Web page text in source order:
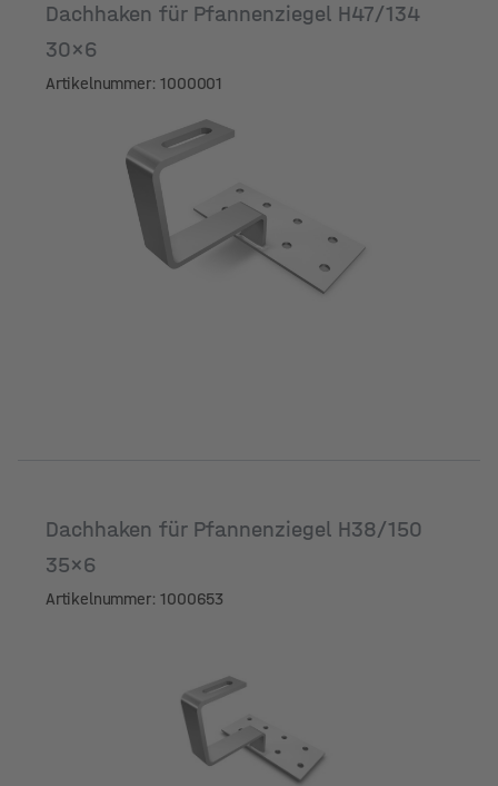
Dachhaken für Pfannenziegel H47/134
30x6
Artikelnummer: 1000001
Dachhaken für Pfannenziegel H38/150
35x6
Artikelnummer: 1000653